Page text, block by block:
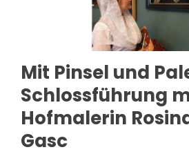
Mit Pinsel und
Schlossführung
Hofmalerin
Gasc